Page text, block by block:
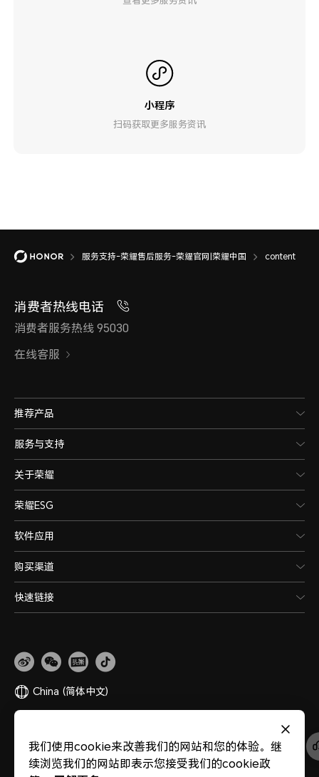
小程序
扫码获取更多服务资讯
服务支持-荣耀售后服务-荣耀官网|荣耀中国 content
消费者热线电话
消费者服务热线 95030
在线客服
推荐产品
服务与支持
关于荣耀
荣耀ESG
软件应用
购买渠道
快速链接
China (简体中文)
版权所有 © 荣耀终端股份有限公司 2020-2026 保留一切权利。
44030002002883
粤ICP备20047157号
我们使用cookie来改善我们的网站和您的体验。继
续浏览我们的网站即表示您接受我们的cookie政